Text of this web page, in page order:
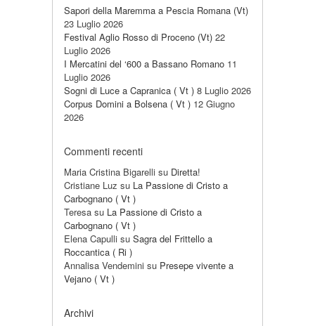
Sapori della Maremma a Pescia Romana (Vt)
23 Luglio 2026
Festival Aglio Rosso di Proceno (Vt) 22
Luglio 2026
I Mercatini del ‘600 a Bassano Romano 11
Luglio 2026
Sogni di Luce a Capranica ( Vt ) 8 Luglio 2026
Corpus Domini a Bolsena ( Vt ) 12 Giugno
2026
Commenti recenti
Maria Cristina Bigarelli su Diretta!
Cristiane Luz su La Passione di Cristo a
Carbognano ( Vt )
Teresa su La Passione di Cristo a
Carbognano ( Vt )
Elena Capulli su Sagra del Frittello a
Roccantica ( Ri )
Annalisa Vendemini su Presepe vivente a
Vejano ( Vt )
Archivi